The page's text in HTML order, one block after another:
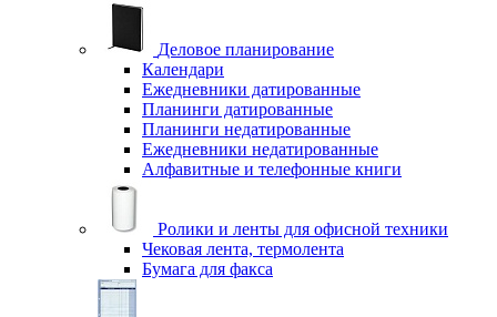
Деловое планирование
Календари
Ежедневники датированные
Планинги датированные
Планинги недатированные
Ежедневники недатированные
Алфавитные и телефонные книги
Ролики и ленты для офисной техники
Чековая лента, термолента
Бумага для факса